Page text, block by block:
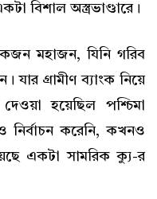
বিশাল অস্ত্রভাণ্ডারে।
মহাজন, যিনি গরিব
যার গ্রামীণ ব্যাংক নিয়ে
হয়েছিল পশ্চিমা
করেনি, কখনও
একটা সামরিক ক্যু-র